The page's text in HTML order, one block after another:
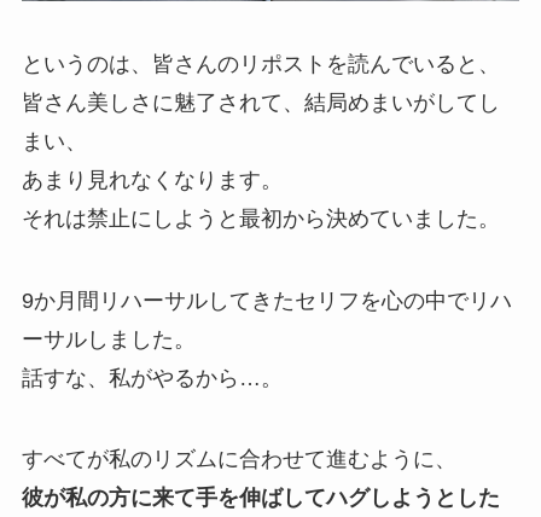
というのは、皆さんのリポストを読んでいると、
皆さん美しさに魅了されて、結局めまいがしてし
まい、
あまり見れなくなります。
それは禁止にしようと最初から決めていました。
9か月間リハーサルしてきたセリフを心の中でリハ
ーサルしました。
話すな、私がやるから…。
すべてが私のリズムに合わせて進むように、
彼が私の方に来て手を伸ばしてハグしようとした